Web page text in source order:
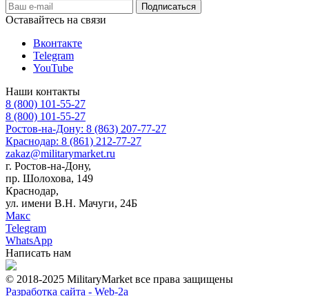
Оставайтесь на связи
Вконтакте
Telegram
YouTube
Наши контакты
8 (800) 101-55-27
8 (800) 101-55-27
Ростов-на-Дону: 8 (863) 207-77-27
Краснодар: 8 (861) 212-77-27
zakaz@militarymarket.ru
г. Ростов-на-Дону,
пр. Шолохова, 149
Краснодар,
ул. имени В.Н. Мачуги, 24Б
Макс
Telegram
WhatsApp
Написать нам
© 2018-2025 MilitaryMarket все права защищены
Разработка сайта - Web-2a